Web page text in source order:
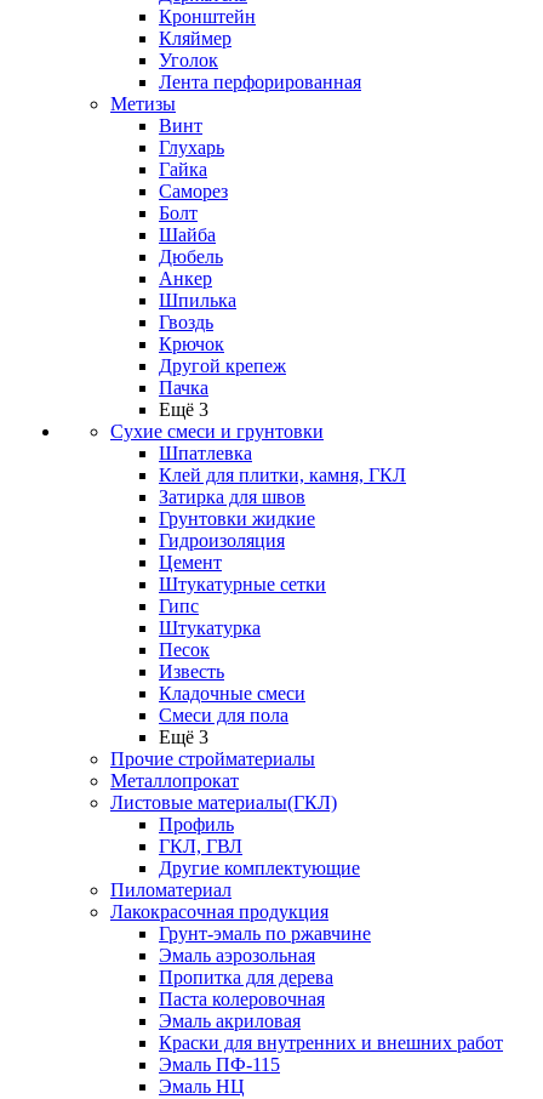
Кронштейн
Кляймер
Уголок
Лента перфорированная
Метизы
Винт
Глухарь
Гайка
Саморез
Болт
Шайба
Дюбель
Анкер
Шпилька
Гвоздь
Крючок
Другой крепеж
Пачка
Ещё 3
Сухие смеси и грунтовки
Шпатлевка
Клей для плитки, камня, ГКЛ
Затирка для швов
Грунтовки жидкие
Гидроизоляция
Цемент
Штукатурные сетки
Гипс
Штукатурка
Песок
Известь
Кладочные смеси
Смеси для пола
Ещё 3
Прочие стройматериалы
Металлопрокат
Листовые материалы(ГКЛ)
Профиль
ГКЛ, ГВЛ
Другие комплектующие
Пиломатериал
Лакокрасочная продукция
Грунт-эмаль по ржавчине
Эмаль аэрозольная
Пропитка для дерева
Паста колеровочная
Эмаль акриловая
Краски для внутренних и внешних работ
Эмаль ПФ-115
Эмаль НЦ